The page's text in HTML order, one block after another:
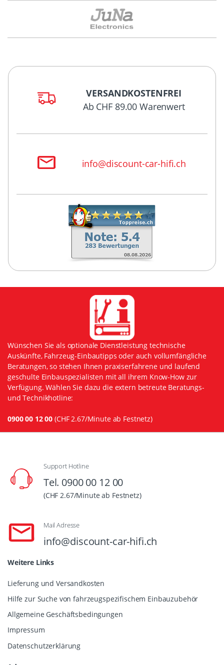
VERSANDKOSTENFREI
Ab CHF 89.00 Warenwert
info@discount-car-hifi.ch
Wünschen Sie als optionale Dienstleistung technische
Auskünfte, Fahrzeug-Einbautipps oder auch vollumfängliche
Beratungen, so stehen Ihnen praxiserfahrene und laufend
geschulte Einbauspezialisten mit all ihrem Know-How zur
Verfügung. Wählen Sie dazu die extern betreute Beratungs-
und Technikhotline:
0900 00 12 00 (CHF 2.67/Minute ab Festnetz)
Support Hotline
Tel. 0900 00 12 00
(CHF 2.67/Minute ab Festnetz)
Mail Adresse
info@discount-car-hifi.ch
Weitere Links
Lieferung und Versandkosten
Hilfe zur Suche von fahrzeugspezifischem Einbauzubehör
Allgemeine Geschäftsbedingungen
Impressum
Datenschutzerklärung